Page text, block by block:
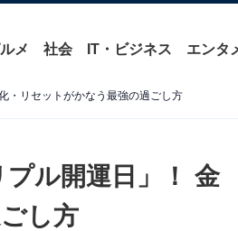
メ 社会 IT・ビジネス エンタ
・リセットがかなう最強の過ごし方
プル開運日」！ 金
し方